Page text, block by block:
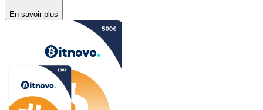
En savoir plus